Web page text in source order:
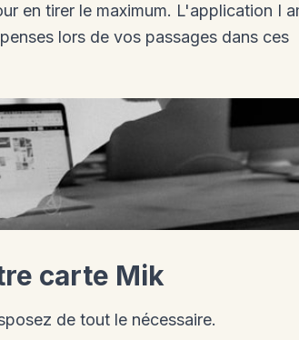
en tirer le maximum. L'application I
lors de vos passages dans ces
carte Mik
de tout le nécessaire.